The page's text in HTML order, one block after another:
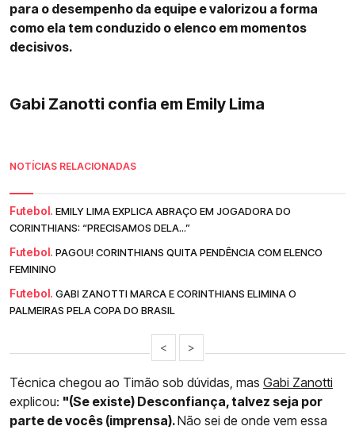
para o desempenho da equipe e valorizou a forma
como ela tem conduzido o elenco em momentos
decisivos.
Gabi Zanotti confia em Emily Lima
NOTÍCIAS RELACIONADAS
Futebol. EMILY LIMA EXPLICA ABRAÇO EM JOGADORA DO
CORINTHIANS: “PRECISAMOS DELA...”
Futebol. PAGOU! CORINTHIANS QUITA PENDÊNCIA COM ELENCO
FEMININO
Futebol. GABI ZANOTTI MARCA E CORINTHIANS ELIMINA O
PALMEIRAS PELA COPA DO BRASIL
< >
Técnica chegou ao Timão sob dúvidas, mas Gabi Zanotti
explicou: "(Se existe) Desconfiança, talvez seja por
parte de vocês (imprensa).Não sei de onde vem essa